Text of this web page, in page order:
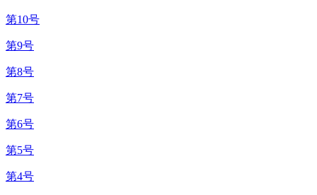
第10号
第9号
第8号
第7号
第6号
第5号
第4号